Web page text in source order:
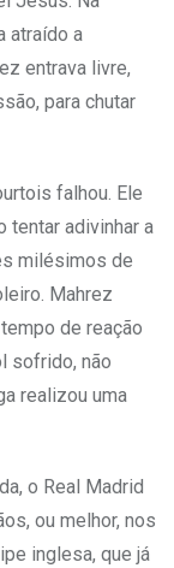
atraído a
entrava livre,
para chutar
falhou. Ele
tentar adivinhar a
milésimos de
Mahrez
de reação
sofrido, não
realizou uma
o Real Madrid
ou melhor, nos
inglesa, que já